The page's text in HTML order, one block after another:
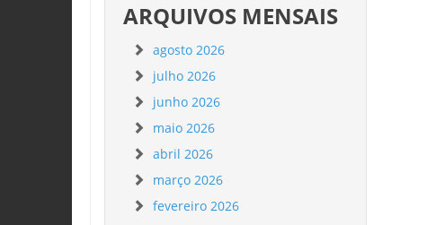
ARQUIVOS MENSAIS
agosto 2026
julho 2026
junho 2026
maio 2026
abril 2026
março 2026
fevereiro 2026